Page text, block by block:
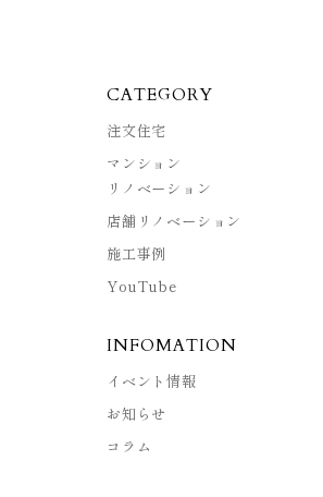
CATEGORY
注文住宅
マンション
リノベーション
店舗リノベーション
施工事例
YouTube
INFOMATION
イベント情報
お知らせ
コラム